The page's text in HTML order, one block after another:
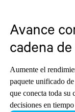
Avance
cadena
Aumente el
paquete unificado
que conecta toda su
decisiones en